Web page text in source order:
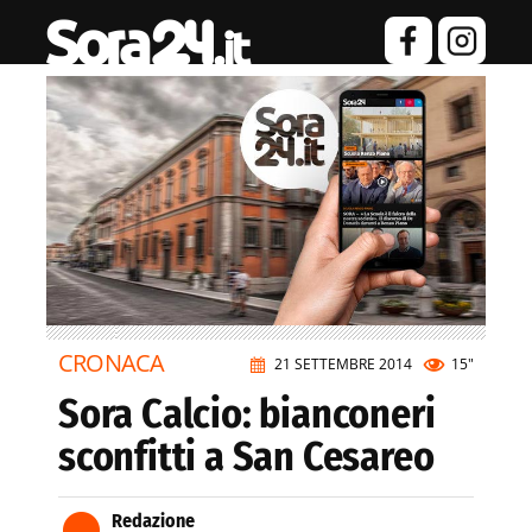
21 SETTEMBRE 2014 15"
CRONACA
Sora Calcio: bianconeri
sconfitti a San Cesareo
Redazione